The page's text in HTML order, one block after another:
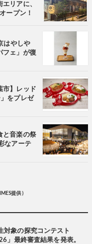
リアに、
ープン！
はやしや
フェ」が復
市】レッド
をプレゼ
と音楽の祭
なアーテ
提供 )
対象の探究コンテスト
」最終審査結果を発表。